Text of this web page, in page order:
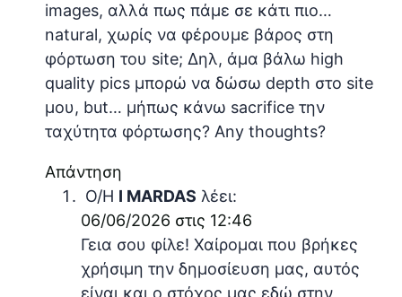
images, αλλά πως πάμε σε κάτι πιο…
natural, χωρίς να φέρουμε βάρος στη
φόρτωση του site; Δηλ, άμα βάλω high
quality pics μπορώ να δώσω depth στo site
μου, but… μήπως κάνω sacrifice την
ταχύτητα φόρτωσης? Any thoughts?
Απάντηση
Ο/Η I MARDAS λέει:
06/06/2026 στις 12:46
Γεια σου φίλε! Χαίρομαι που βρήκες
χρήσιμη την δημοσίευση μας, αυτός